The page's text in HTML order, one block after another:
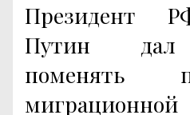
Президент
Путин дал
поменять